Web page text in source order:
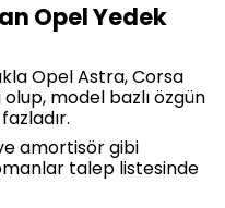
Opel Yedek
Opel Astra, Corsa
model bazlı özgün
amortisör gibi
talep listesinde